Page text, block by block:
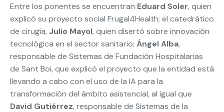
Entre los ponentes se encuentran Eduard Soler, quien
explicó su proyecto social Frugal4Health; el catedrático
de cirugía, Julio Mayol, quien disertó sobre innovación
tecnológica en el sector sanitario; Ángel Alba,
responsable de Sistemas de Fundación Hospitalarias
de Sant Boi, que explicó el proyecto que la entidad está
llevando a cabo con el uso de la IA para la
transformación del ámbito asistencial, al igual que
David Gutiérrez, responsable de Sistemas de la